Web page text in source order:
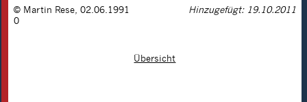
© Martin Rese 02.06.1991
Hinzugefügt: 19.10.2011
0
Übersicht